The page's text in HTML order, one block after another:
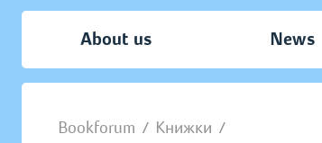
About us News
Bookforum / Книжки /